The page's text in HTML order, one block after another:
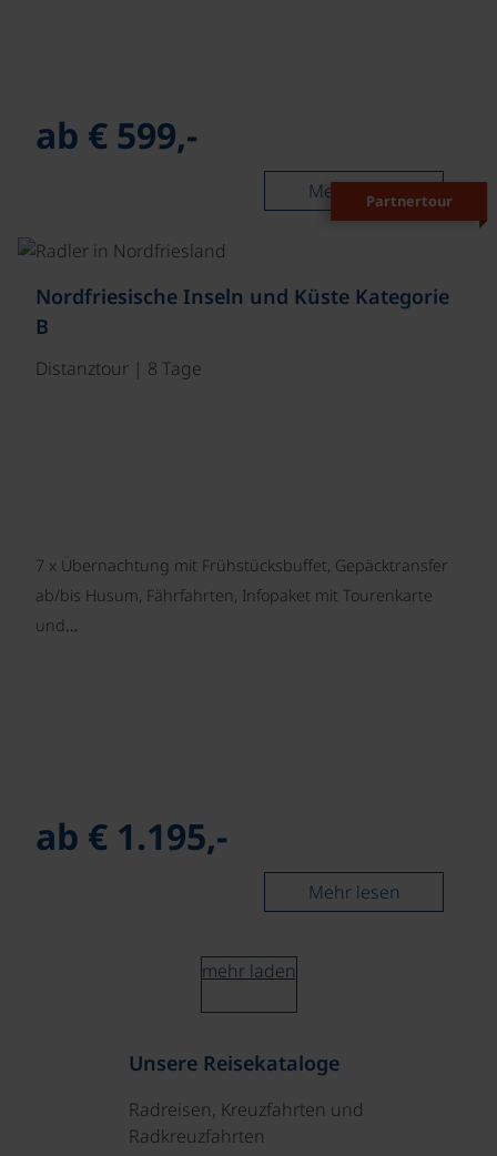
ab € 599,-
Mehr lesenPartnertour
Nordfriesische Inseln und Küste Kategorie
B
Distanztour | 8 Tage
7 x Übernachtung mit Frühstücksbuffet, Gepäcktransfer
ab/bis Husum, Fährfahrten, Infopaket mit Tourenkarte
und…
ab € 1.195,-
Mehr lesen
mehr laden
Unsere Reisekataloge
Radreisen, Kreuzfahrten und
Radkreuzfahrten